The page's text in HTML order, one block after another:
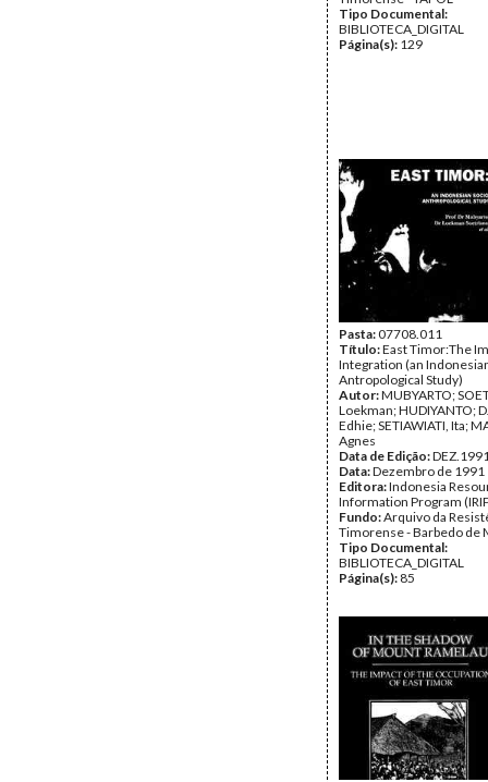
Tipo Documental:
BIBLIOTECA_DIGITAL
Página(s): 129
Pasta:07708.011
Título:East Timor:The
Integration (an
Antropological Study)
Autor:MUBYARTO;
Loekman; HUDIYANTO;
Edhie; SETIAWIATI, Ita;
Agnes
Data de Edição:
Data:Dezembro de 1991
Editora:Indonesia
Information Program
Fundo:Arquivo da
Timorense - Barbedo de
Tipo Documental:
BIBLIOTECA_DIGITAL
Página(s): 85